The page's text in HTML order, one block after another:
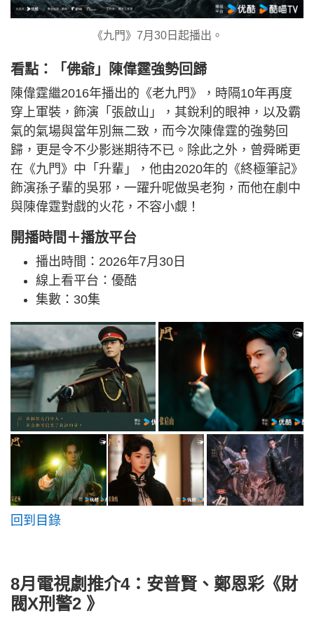
《九門》7月30日起播出。
看點：「佛爺」陳偉霆強勢回歸
陳偉霆繼2016年播出的《老九門》，時隔10年再度
穿上軍裝，飾演「張啟山」，其銳利的眼神，以及霸
氣的氣場與當年別無二致，而今次陳偉霆的強勢回
歸，更是令不少影迷期待不已。除此之外，曾舜晞更
在《九門》中「升輩」，他由2020年的《終極筆記》
飾演孫子輩的吳邪，一躍升呢做吳老狗，而他在劇中
與陳偉霆對戲的火花，不容小覷！
開播時間＋播放平台
播出時間：2026年7月30日
線上看平台：優酷
集數：30集
回到目錄
8月電視劇推介4：安普賢、鄭恩彩《財
閥X刑警2 》